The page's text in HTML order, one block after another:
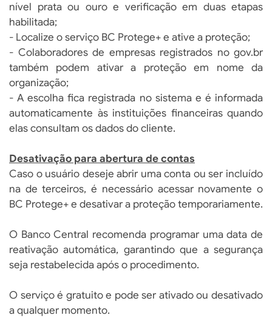
nível prata ou ouro e verificação em duas etapas
habilitada;
- Localize o serviço BC Protege+ e ative a proteção;
- Colaboradores de empresas registrados no gov.br
também podem ativar a proteção em nome da
organização;
- A escolha fica registrada no sistema e é informada
automaticamente às instituições financeiras quando
elas consultam os dados do cliente.
Desativação para abertura de contas
Caso o usuário deseje abrir uma conta ou ser incluído
na de terceiros, é necessário acessar novamente o
BC Protege+ e desativar a proteção temporariamente.
O Banco Central recomenda programar uma data de
reativação automática, garantindo que a segurança
seja restabelecida após o procedimento.
O serviço é gratuito e pode ser ativado ou desativado
a qualquer momento.